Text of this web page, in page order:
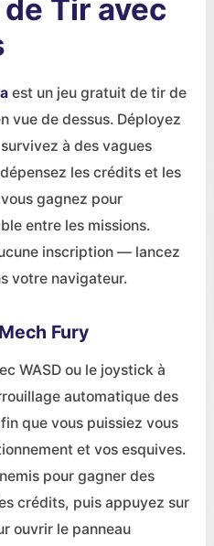
Tir avec
est un jeu gratuit de tir de
vue de dessus. Déployez
à des vagues
les crédits et les
gagnez pour
entre les missions.
inscription — lancez
votre navigateur.
Fury
WASD ou le joystick à
automatique des
que vous puissiez vous
et vos esquives.
pour gagner des
crédits, puis appuyez sur
ouvrir le panneau